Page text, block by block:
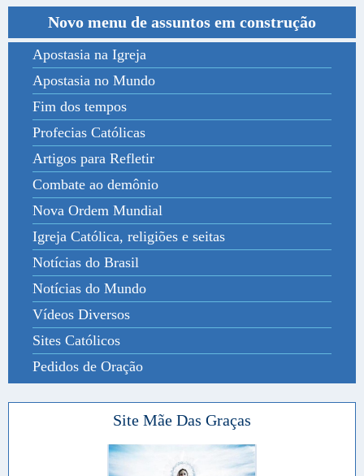
Novo menu de assuntos em construção
Apostasia na Igreja
Apostasia no Mundo
Fim dos tempos
Profecias Católicas
Artigos para Refletir
Combate ao demônio
Nova Ordem Mundial
Igreja Católica, religiões e seitas
Notícias do Brasil
Notícias do Mundo
Vídeos Diversos
Sites Católicos
Pedidos de Oração
Site Mãe Das Graças